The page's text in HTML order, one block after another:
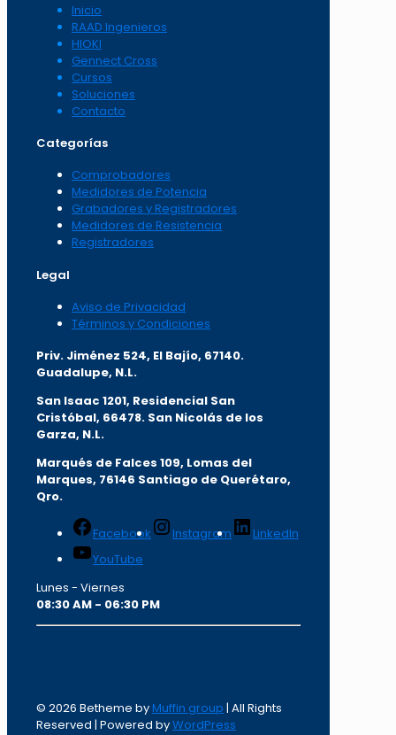
Inicio
RAAD Ingenieros
HIOKI
Gennect Cross
Cursos
Soluciones
Contacto
Categorías
Comprobadores
Medidores de Potencia
Grabadores y Registradores
Medidores de Resistencia
Registradores
Legal
Aviso de Privacidad
Términos y Condiciones
Priv. Jiménez 524, El Bajío, 67140.
Guadalupe, N.L.
San Isaac 1201, Residencial San
Cristóbal, 66478. San Nicolás de los
Garza, N.L.
Marqués de Falces 109, Lomas del
Marques, 76146 Santiago de Querétaro,
Qro.
Facebook Instagram
LinkedIn
YouTube
Lunes - Viernes
08:30 AM - 06:30 PM
© 2026 Betheme by Muffin group | All Rights
Reserved | Powered byWordPress